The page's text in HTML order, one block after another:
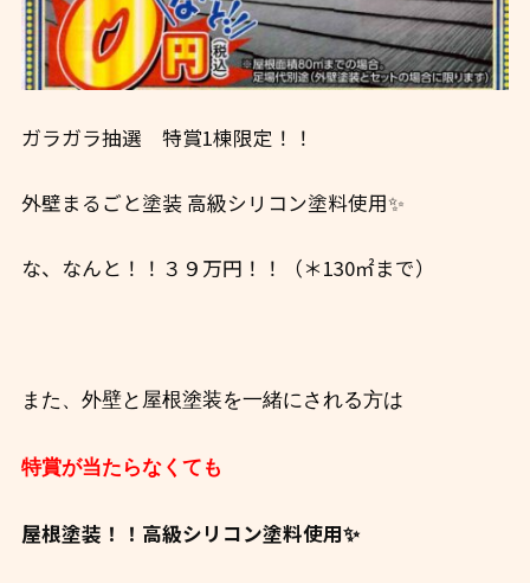
ガラガラ抽選 特賞1棟限定！！
外壁まるごと塗装 高級シリコン塗料使用✨
な、なんと！！３９万円！！（＊130㎡まで）
また、外壁と屋根塗装を一緒にされる方は
特賞が当たらなくても
屋根塗装！！高級シリコン塗料使用✨